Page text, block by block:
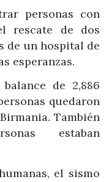
personas con
rescate de dos
de un hospital de
esperanzas.
de 2,886
quedaron
También
estaban
el sismo